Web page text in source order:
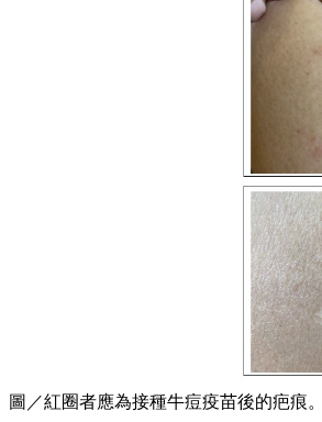
圖／紅圈者應為接種牛痘疫苗後的疤痕